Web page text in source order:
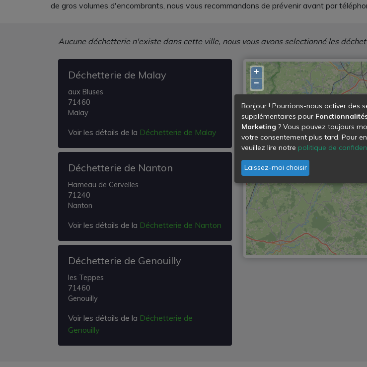
de gros volumes d'encombrants, nous vous recommandons de prévenir avant par
Aucune déchetterie n'existe dans cette ville, nous vous avons selectionné les
Déchetterie de Malay
aux Bluses
71460
Malay
Voir les détails de la Déchetterie de Malay
Déchetterie de Nanton
Hameau de Cervelles
71240
Nanton
Voir les détails de la Déchetterie de Nanton
Déchetterie de Genouilly
les Teppes
71460
Genouilly
Voir les détails de la Déchetterie de
Genouilly
+
−
Bonjour ! Pourrions-nous activer des
supplémentaires pour
Marketing ? Vous pouvez toujours
votre consentement plus tard. Pour
veuillez lire notre politique de
Laissez-moi choisir